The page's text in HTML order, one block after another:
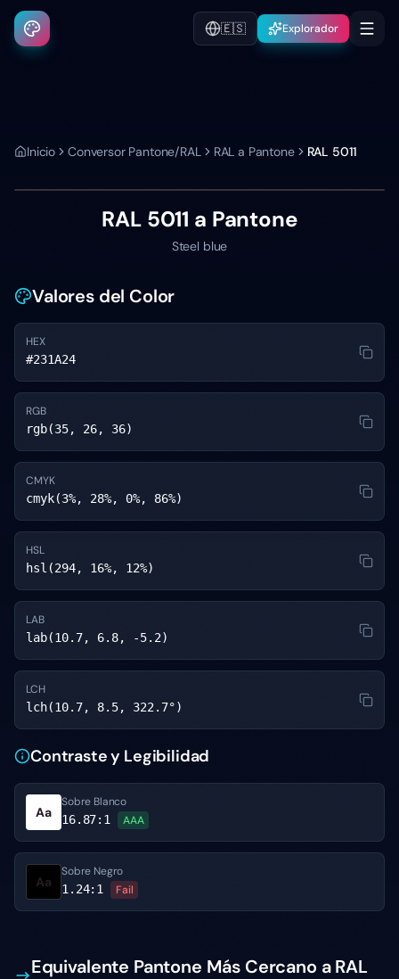
🇪🇸 Explorador
Inicio Conversor Pantone/RAL RAL a Pantone RAL 5011
RAL 5011 a Pantone
Steel blue
Valores del Color
HEX
#231A24
RGB
rgb(35, 26, 36)
CMYK
cmyk(3%, 28%, 0%, 86%)
HSL
hsl(294, 16%, 12%)
LAB
lab(10.7, 6.8, -5.2)
LCH
lch(10.7, 8.5, 322.7°)
Contraste y Legibilidad
Aa
Sobre Blanco
16.87:1 AAA
Aa
Sobre Negro
1.24:1 Fail
Equivalente Pantone Más Cercano a RAL